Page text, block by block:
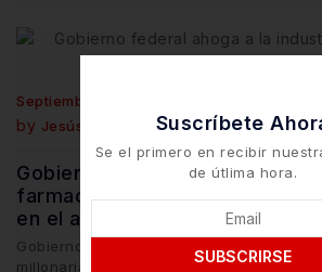
Septiembre 26, 2025
by Jesús Alberto Gómez 0 Comments
Gobierno federal ahoga a la
farmacéutica: deudas
en el aire
Gobierno federal ahoga a la industria
millonarias y promesas en el aire Ciudad
Suscríbete
Se el primero en recibir
de útlima hora.
SUBSCRIRSE